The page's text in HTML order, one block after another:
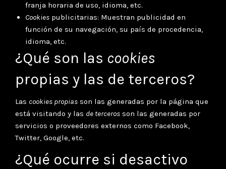
franja horaria de uso, idioma, etc.
Cookies publicitarias: Muestran publicidad en
función de su navegación, su país de procedencia,
idioma, etc.
¿Qué son las cookies
propias y las de terceros?
Las cookies propias son las generadas por la página que
está visitando y las de terceros son las generadas por
servicios o proveedores externos como Facebook,
Twitter, Google, etc.
¿Qué ocurre si desactivo